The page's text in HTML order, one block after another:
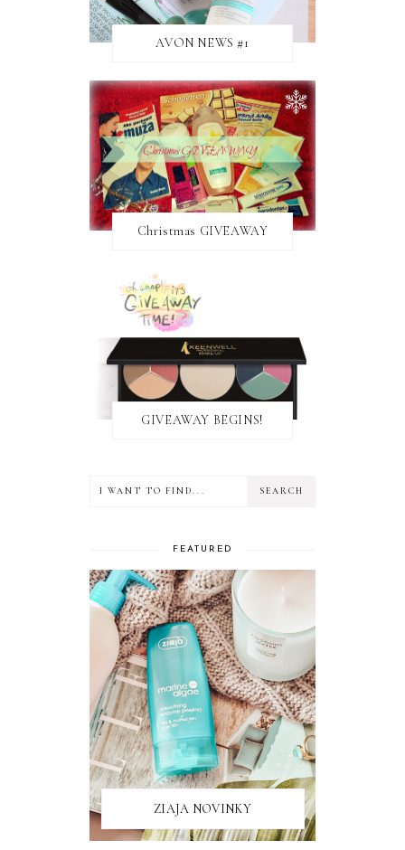
AVON NEWS #1
Christmas GIVEAWAY
GIVEAWAY BEGINS!
FEATURED
ZIAJA NOVINKY